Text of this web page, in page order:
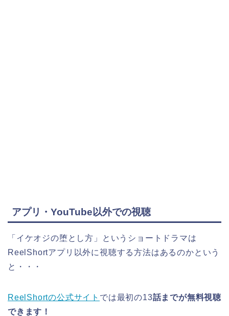
アプリ・YouTube以外での視聴
「イケオジの堕とし方」というショートドラマは
ReelShortアプリ以外に視聴する方法はあるのかという
と・・・
ReelShortの公式サイト では最初の13話までが無料視聴
できます！